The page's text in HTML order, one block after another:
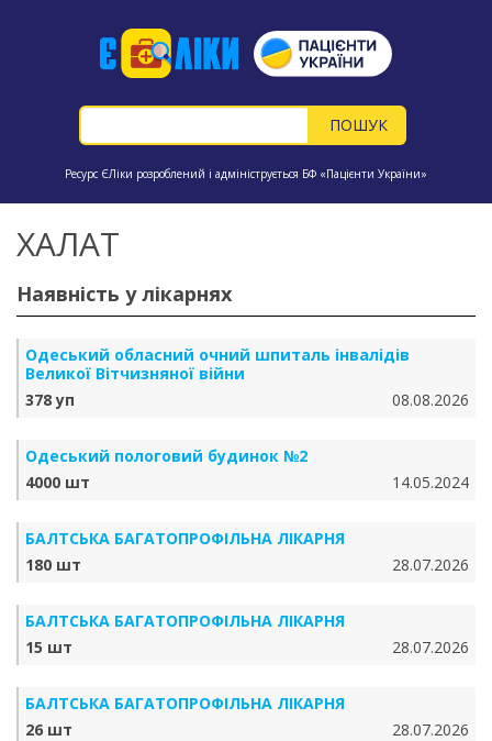
Ресурс ЄЛіки розроблений і адмініструється БФ «Пацієнти України»
ХАЛАТ
Наявність у лікарнях
Одеський обласний очний шпиталь інвалідів
Великої Вітчизняної війни
378 уп
08.08.2026
Одеський пологовий будинок №2
4000 шт
14.05.2024
БАЛТСЬКА БАГАТОПРОФІЛЬНА ЛІКАРНЯ
180 шт
28.07.2026
БАЛТСЬКА БАГАТОПРОФІЛЬНА ЛІКАРНЯ
15 шт
28.07.2026
БАЛТСЬКА БАГАТОПРОФІЛЬНА ЛІКАРНЯ
26 шт
28.07.2026